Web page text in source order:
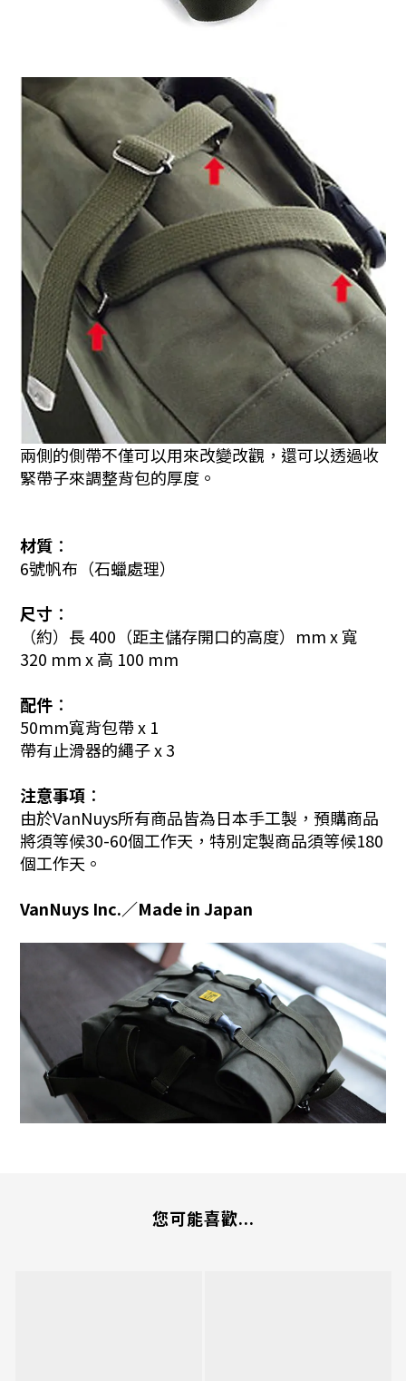
兩側的側帶不僅可以用來改變改觀，還可以透過收
緊帶子來調整背包的厚度。
材質︰
6號帆布（石蠟處理）
尺寸︰
（約）長 400（距主儲存開口的高度）mm x 寬
320 mm x 高 100 mm
配件 ︰
50mm寬背包帶 x 1
帶有止滑器的繩子 x 3
注意事項︰
由於VanNuys所有商品皆為日本手工製，預購商品
將須等候30-60個工作天，特別定製商品須等候180
個工作天。
VanNuys Inc.／Made in Japan
您可能喜歡...